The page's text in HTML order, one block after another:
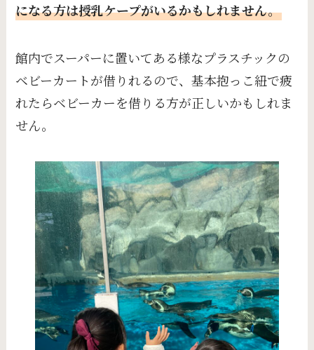
になる方は授乳ケープがいるかもしれません。
館内でスーパーに置いてある様なプラスチックの
ベビーカートが借りれるので、基本抱っこ紐で疲
れたらベビーカーを借りる方が正しいかもしれま
せん。